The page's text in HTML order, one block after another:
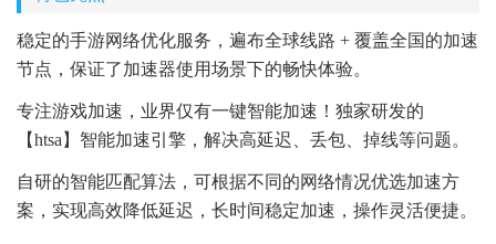
稳定的手游网络优化服务，遍布全球线路 + 覆盖全国的加速
节点，保证了加速器使用场景下的畅快体验。
专注游戏加速，业界仅有一键智能加速！独家研发的
【htsa】智能加速引擎，解决高延迟、丢包、掉线等问题。
自研的智能匹配算法，可根据不同的网络情况优选加速方
案，实现高效降低延迟，长时间稳定加速，操作灵活便捷。